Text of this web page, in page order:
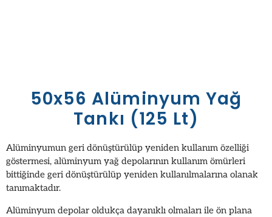
50x56 Alüminyum Yağ
Tankı (125 Lt)
Alüminyumun geri dönüştürülüp yeniden kullanım özelliği
göstermesi, alüminyum yağ depolarının kullanım ömürleri
bittiğinde geri dönüştürülüp yeniden kullanılmalarına olanak
tanımaktadır.
Alüminyum depolar oldukça dayanıklı olmaları ile ön plana